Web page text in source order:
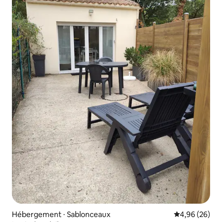
Hébergement ⋅ Sablonceaux Évaluation
4,96 (26)